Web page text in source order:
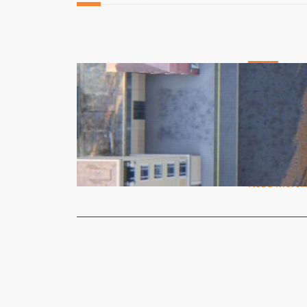
Redação
A Praça
Rosa,
Read More…